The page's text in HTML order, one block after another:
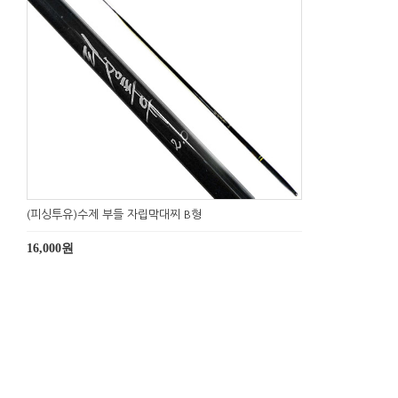
(피싱투유)수제 부들 자립막대찌 B형
16,000원